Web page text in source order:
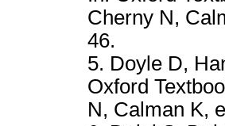
Cherny N,
46.
5. Doyle D,
Oxford
N, Calman K,